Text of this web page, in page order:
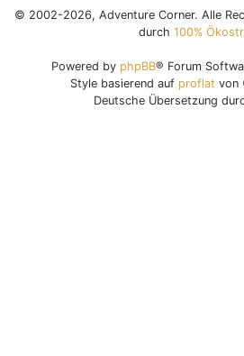
© 2002-2026, Adventure Corner. Alle
durch 100%
Powered by phpBB® Forum
Style basierend auf proflat von
Deutsche Übersetzung